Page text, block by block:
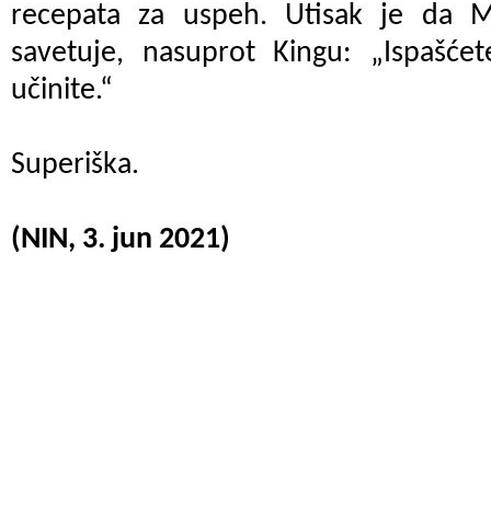
recepata za uspeh. Utisak je da
savetuje, nasuprot Kingu:
učinite.“
Superiška.
(NIN, 3. jun 2021)